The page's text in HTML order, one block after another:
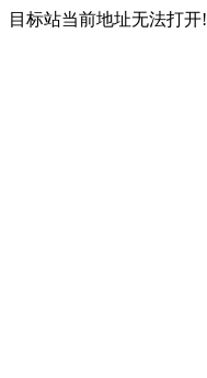
目标站当前地址无法打开!